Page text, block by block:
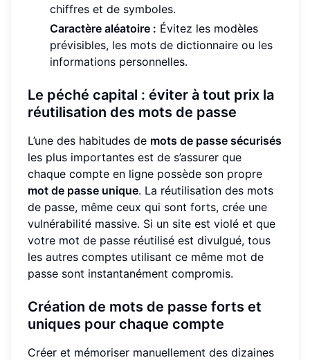
chiffres et de symboles.
Caractère aléatoire : Évitez les modèles
prévisibles, les mots de dictionnaire ou les
informations personnelles.
Le péché capital : éviter à tout prix la
réutilisation des mots de passe
L’une des habitudes de mots de passe sécurisés
les plus importantes est de s’assurer que
chaque compte en ligne possède son propre
mot de passe unique. La réutilisation des mots
de passe, même ceux qui sont forts, crée une
vulnérabilité massive. Si un site est violé et que
votre mot de passe réutilisé est divulgué, tous
les autres comptes utilisant ce même mot de
passe sont instantanément compromis.
Création de mots de passe forts et
uniques pour chaque compte
Créer et mémoriser manuellement des dizaines